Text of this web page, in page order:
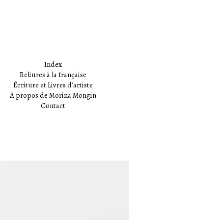
Index
Reliures à la française
Écriture et Livres d’artiste
À propos de Morina Mongin
Contact